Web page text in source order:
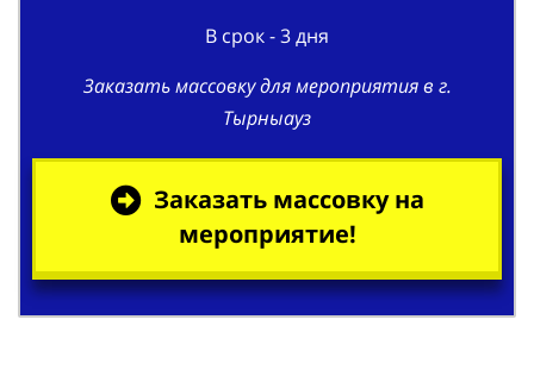
В срок - 3 дня
Заказать массовку для мероприятия в г.
Тырныауз
Заказать массовку на
мероприятие!